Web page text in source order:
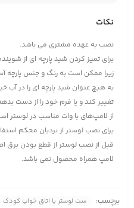
نکات
نصب به عهده مشتری می باشد.
برای تمیز کردن شید پارچه ای از
زیرا ممکن است به رنگ و جنس پارچه
به هیچ عنوان شید پارچه ای را در آب
تغییر کند و یا فرم خود را از دست
از لامپ‌های با وات مناسب در لوستر
برای نصب لوستر از نردبان محکم
قبل از نصب لوستر از قطع بودن برق
لامپ همراه محصول نمی باشد.
برچسب: ست لوستر با اتاق خواب کودک